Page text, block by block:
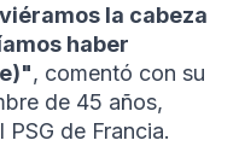
la cabeza
haber
, comentó con su
de 45 años,
de Francia.